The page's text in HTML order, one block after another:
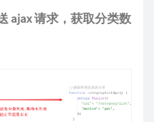
ajax 请求，获取分类数